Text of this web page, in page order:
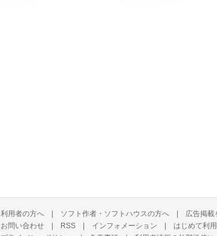
利用者の方へ | ソフト作者・ソフトハウスの方へ | 広告掲載
お問い合わせ | RSS | インフォメーション | はじめて利